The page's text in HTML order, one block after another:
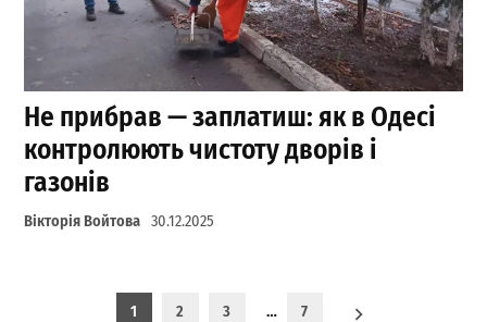
Не прибрав — заплатиш: як в Одесі
контролюють чистоту дворів і
газонів
Вікторія Войтова 30.12.2025
Пагинация записей
1 2 3 … 7